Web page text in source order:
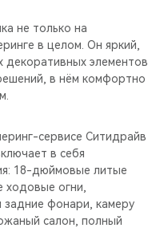
не только на
в целом. Он яркий,
декоративных элементов
в нём комфортно
сервисе Ситидрайв
в себя
18-дюймовые литые
огни,
фонари, камеру
салон, полный